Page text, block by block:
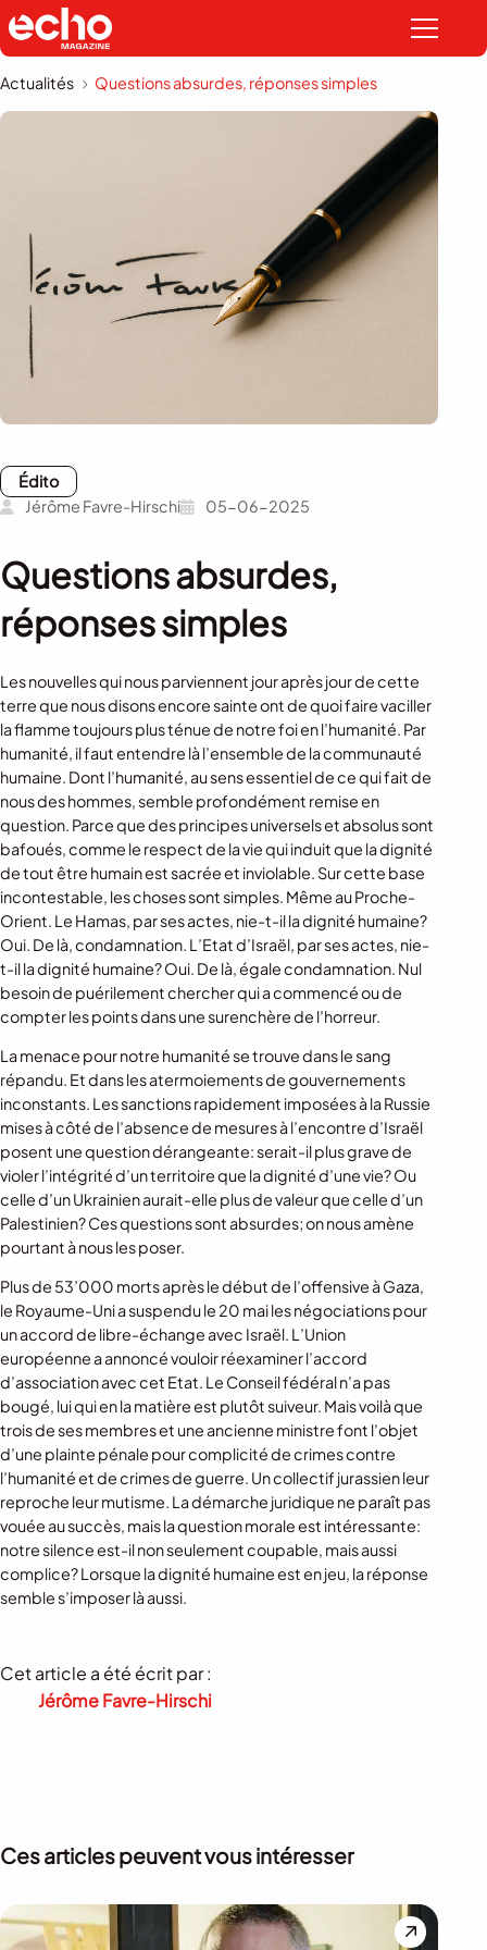
Actualités Questions absurdes, réponses simples
Édito
Jérôme Favre-Hirschi
05-06-2025
Questions absurdes,
réponses simples
Les nouvelles qui nous parviennent jour après jour de cette
terre que nous disons encore sainte ont de quoi faire vaciller
la flamme toujours plus ténue de notre foi en l’humanité. Par
humanité, il faut entendre là l’ensemble de la communauté
humaine. Dont l’humanité, au sens essentiel de ce qui fait de
nous des hommes, semble profondément remise en
question. Parce que des principes universels et absolus sont
bafoués, comme le respect de la vie qui induit que la dignité
de tout être humain est sacrée et inviolable. Sur cette base
incontestable, les choses sont simples. Même au Proche-
Orient. Le Hamas, par ses actes, nie-t-il la dignité humaine?
Oui. De là, condamnation. L’Etat d’Israël, par ses actes, nie-
t-il la dignité humaine? Oui. De là, égale condamnation. Nul
besoin de puérilement chercher qui a commencé ou de
compter les points dans une surenchère de l’horreur.
La menace pour notre humanité se trouve dans le sang
répandu. Et dans les atermoiements de gouvernements
inconstants. Les sanctions rapidement imposées à la Russie
mises à côté de l’absence de mesures à l’encontre d’Israël
posent une question dérangeante: serait-il plus grave de
violer l’intégrité d’un territoire que la dignité d’une vie? Ou
celle d’un Ukrainien aurait-elle plus de valeur que celle d’un
Palestinien? Ces questions sont absurdes; on nous amène
pourtant à nous les poser.
Plus de 53’000 morts après le début de l’offensive à Gaza,
le Royaume-Uni a suspendu le 20 mai les négociations pour
un accord de libre-échange avec Israël. L’Union
européenne a annoncé vouloir réexaminer l’accord
d’association avec cet Etat. Le Conseil fédéral n’a pas
bougé, lui qui en la matière est plutôt suiveur. Mais voilà que
trois de ses membres et une ancienne ministre font l’objet
d’une plainte pénale pour complicité de crimes contre
l’humanité et de crimes de guerre. Un collectif jurassien leur
reproche leur mutisme. La démarche juridique ne paraît pas
vouée au succès, mais la question morale est intéressante:
notre silence est-il non seulement coupable, mais aussi
complice? Lorsque la dignité humaine est en jeu, la réponse
semble s’imposer là aussi.
Cet article a été écrit par :
Jérôme Favre-Hirschi
Ces articles peuvent vous intéresser